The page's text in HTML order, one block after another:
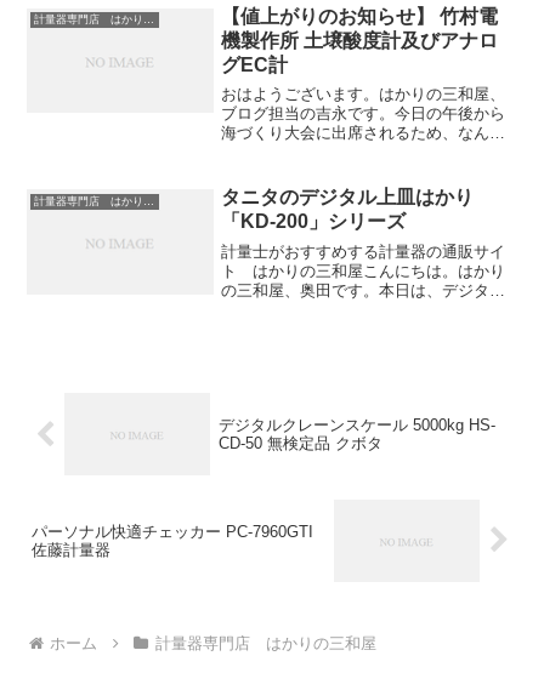
きています先日の21号と同じく、高知に
影響が出るとなると日...
計量器専門店 はかりの三和屋
【値上がりのお知らせ】 竹村電
機製作所 土壌酸度計及びアナロ
グEC計
おはようございます。はかりの三和屋、
ブログ担当の吉永です。今日の午後から
海づくり大会に出席されるため、なんと
りますね。ひと目見ようとたくさんの方
が集まりそうです。さて...
タニタのデジタル上皿はかり
「KD-200」シリーズ
計量士がおすすめする計量器の通販サイ
ト はかりの三和屋こんにちは。はかり
の三和屋、奥田です。本日は、デジタル
デジタルクレーンスケール 5000kg HS-
CD-50 無検定品 クボタ
パーソナル快適チェッカー PC-7960GTI
佐藤計量器
ホーム 計量器専門店 はかりの三和屋